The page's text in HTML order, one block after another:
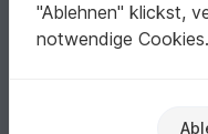
"Ablehnen" klickst,
notwendige Cookies.